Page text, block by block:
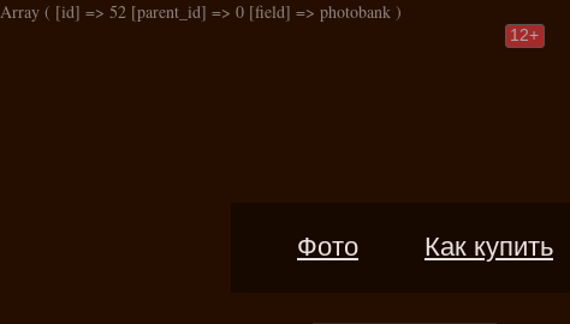
Array ( [id] => 52 [parent_id] => 0 [field] => photobank )
12+
Фото Как купить